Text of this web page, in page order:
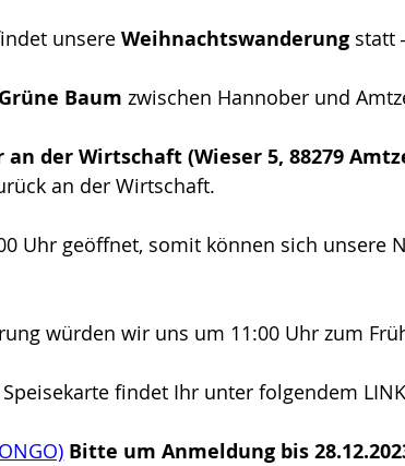
unsereWeihnachtswanderung statt
Baum zwischen Hannober und
der Wirtschaft (Wieser 5, 88279
an der Wirtschaft.
Uhr geöffnet, somit können sich unsere
würden wir uns um 11:00 Uhr zum
findet Ihr unter folgendem LINK
Bitte um Anmeldung bis